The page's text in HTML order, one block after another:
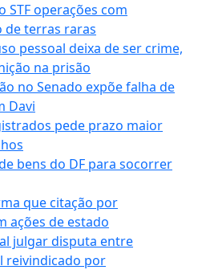
operações com
de terras raras
pessoal deixa de ser crime,
na prisão
no Senado expõe falha de
Davi
pede prazo maior
bens do DF para socorrer
que citação por
ações de estado
julgar disputa entre
reivindicado por